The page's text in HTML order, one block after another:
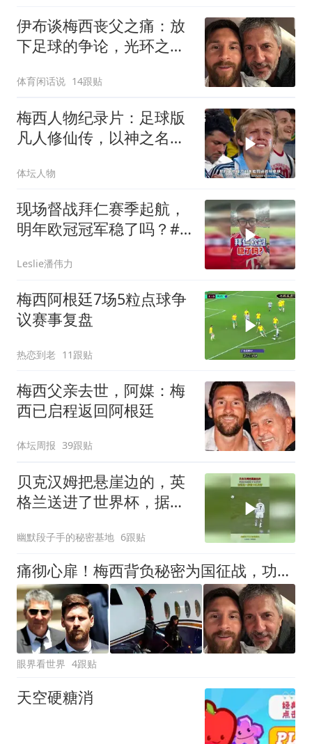
伊布谈梅西丧父之痛：放
下足球的争论，光环之下
体育闲话说 14跟贴
梅西人物纪录片：足球版
凡人修仙传，以神之名拯
体坛人物
现场督战拜仁赛季起航，
明年欧冠冠军稳了吗？#
香港行 #潘伟力
Leslie潘伟力
梅西阿根廷7场5粒点球争
议赛事复盘
热恋到老 11跟贴
梅西父亲去世，阿媒：梅
西已启程返回阿根廷
体坛周报 39跟贴
贝克汉姆把悬崖边的，英
格兰送进了世界杯，据说
幽默段子手的秘密基地 6跟贴
痛彻心扉！梅西背负秘密为国征战，功成归来却永失至亲
眼界看世界 4跟贴
天空硬糖消